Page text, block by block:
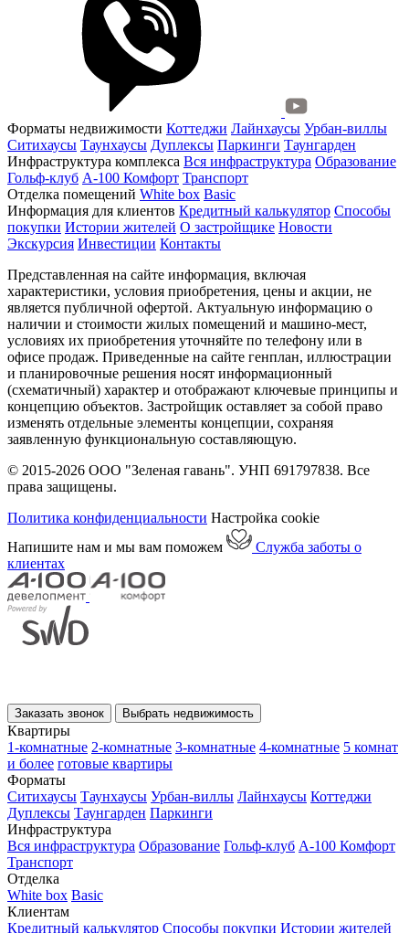
Форматы недвижимости Коттеджи Лайнхаусы Урбан-виллы
Ситихаусы Таунхаусы Дуплексы Паркинги Таунгарден
Инфраструктура комплекса Вся инфраструктура Образование
Гольф-клуб А-100 Комфорт Транспорт
Отделка помещений White box Basic
Информация для клиентов Кредитный калькулятор Способы
покупки Истории жителей О застройщике Новости
Экскурсия Инвестиции Контакты
Представленная на сайте информация, включая
характеристики, условия приобретения, цены и акции, не
является публичной офертой. Актуальную информацию о
наличии и стоимости жилых помещений и машино-мест,
условиях их приобретения уточняйте по телефону или в
офисе продаж. Приведенные на сайте генплан, иллюстрации
и планировочные решения носят информационный
(схематичный) характер и отображают ключевые принципы и
концепцию объектов. Застройщик оставляет за собой право
изменять отдельные элементы концепции, сохраняя
заявленную функциональную составляющую.
© 2015-2026 ООО "Зеленая гавань". УНП 691797838. Все
права защищены.
Политика конфиденциальности Настройка cookie
Напишите нам и мы вам поможем
Служба заботы о
клиентах
Заказать звонок Выбрать недвижимость
Квартиры
1-комнатные 2-комнатные 3-комнатные 4-комнатные 5 комнат
и более готовые квартиры
Форматы
Ситихаусы Таунхаусы Урбан-виллы Лайнхаусы Коттеджи
Дуплексы Таунгарден Паркинги
Инфраструктура
Вся инфраструктура Образование Гольф-клуб А-100 Комфорт
Транспорт
Отделка
White box Basic
Клиентам
Кредитный калькулятор Способы покупки Истории жителей